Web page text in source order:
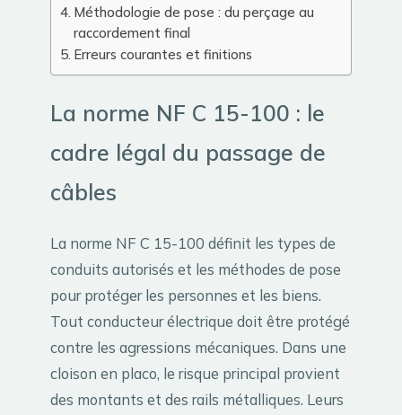
Méthodologie de pose : du perçage au
raccordement final
Erreurs courantes et finitions
La norme NF C 15-100 : le
cadre légal du passage de
câbles
La norme NF C 15-100 définit les types de
conduits autorisés et les méthodes de pose
pour protéger les personnes et les biens.
Tout conducteur électrique doit être protégé
contre les agressions mécaniques. Dans une
cloison en placo, le risque principal provient
des montants et des rails métalliques. Leurs